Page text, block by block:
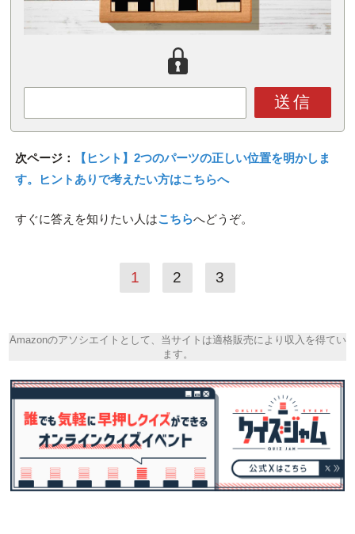
送信
次ページ：
【ヒント】2つのパーツの正しい位置を明かしま
す。ヒントありで考えたい方はこちらへ
すぐに答えを知りたい人はこちらへどうぞ。
1 2 3
Amazonのアソシエイトとして、当サイトは適格販売により収入を得てい
ます。